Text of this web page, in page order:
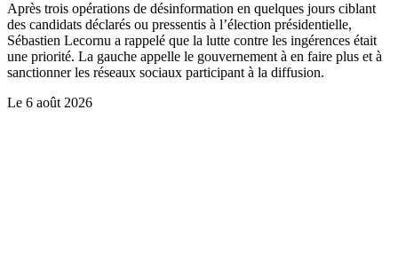
Après trois opérations de désinformation en quelques jours ciblant
des candidats déclarés ou pressentis à l’élection présidentielle,
Sébastien Lecornu a rappelé que la lutte contre les ingérences était
une priorité. La gauche appelle le gouvernement à en faire plus et à
sanctionner les réseaux sociaux participant à la diffusion.
Le 6 août 2026